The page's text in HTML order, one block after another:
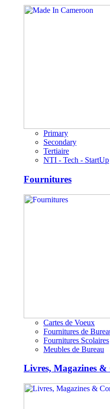
Primary
Secondary
Tertiaire
NTI - Tech - StartUp
Fournitures
Cartes de Voeux
Fournitures de
Fournitures Scolaires
Meubles de Bureau
Livres, Magazines &